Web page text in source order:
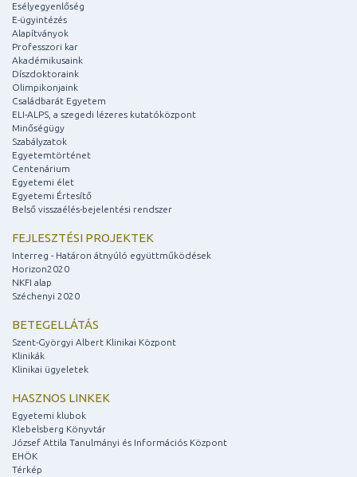
Esélyegyenlőség
E-ügyintézés
Alapítványok
Professzori kar
Akadémikusaink
Díszdoktoraink
Olimpikonjaink
Családbarát Egyetem
ELI-ALPS, a szegedi lézeres kutatóközpont
Minőségügy
Szabályzatok
Egyetemtörténet
Centenárium
Egyetemi élet
Egyetemi Értesítő
Belső visszaélés-bejelentési rendszer
FEJLESZTÉSI PROJEKTEK
Interreg - Határon átnyúló együttműködések
Horizon2020
NKFI alap
Széchenyi 2020
BETEGELLÁTÁS
Szent-Györgyi Albert Klinikai Központ
Klinikák
Klinikai ügyeletek
HASZNOS LINKEK
Egyetemi klubok
Klebelsberg Könyvtár
József Attila Tanulmányi és Információs Központ
EHÖK
Térkép